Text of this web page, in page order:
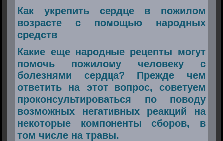
Как укрепить сердце в пожилом
возрасте с помощью народных
средств
Какие еще народные рецепты могут
помочь пожилому человеку с
болезнями сердца? Прежде чем
ответить на этот вопрос, советуем
проконсультироваться по поводу
возможных негативных реакций на
некоторые компоненты сборов, в
том числе на травы.